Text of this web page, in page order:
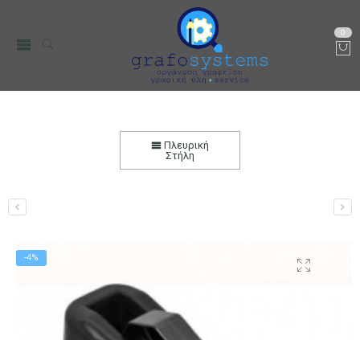
0
Χαρτικά-Είδη Γραφείου Σελοτέιπ
Πλευρική
Στήλη
-4%